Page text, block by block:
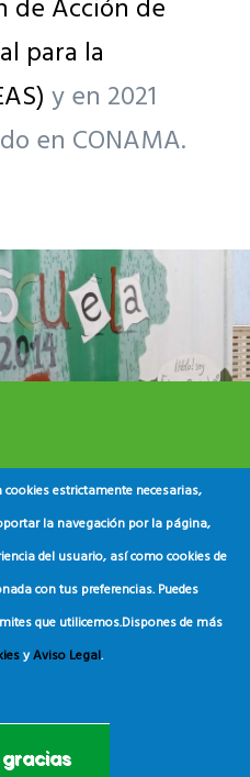
de Acción de
para la
y en 2021
en CONAMA.
estrictamente necesarias,
la navegación por la página,
del usuario, así como cookies de
con tus preferencias. Puedes
que utilicemos.Dispones de más
yAviso Legal.
gracias